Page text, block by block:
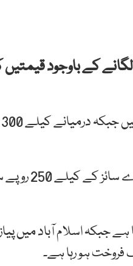
کے باوجود قیمتیں